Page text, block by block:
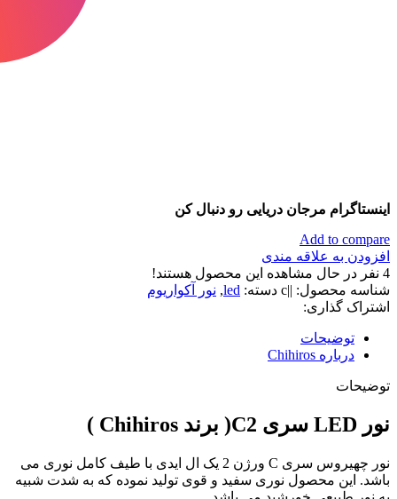
اینستاگرام مرجان دریایی رو دنبال کن
Add to compare
افزودن به علاقه مندی
4 نفر در حال مشاهده این محصول هستند!
شناسه محصول: ||c دسته: led
, نور آکواریوم
اشتراک گذاری:
توضیحات
درباره Chihiros
توضیحات
نور LED سری C2( برند Chihiros )
نور چهیروس سری C ورژن 2 یک ال ایدی با طیف کامل نوری می
باشد. این محصول نوری سفید و قوی تولید نموده که به شدت شبیه